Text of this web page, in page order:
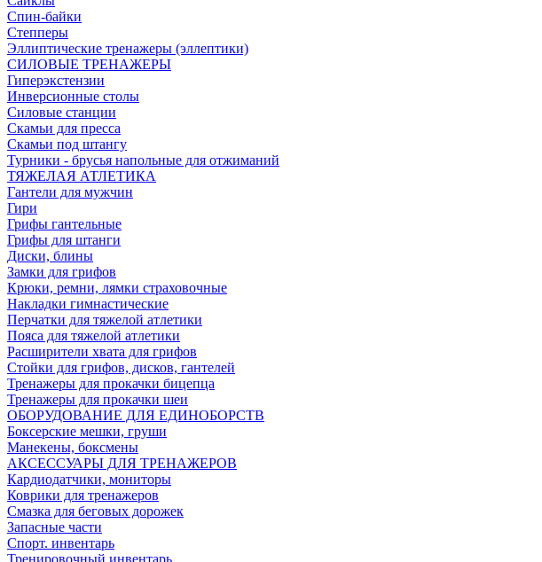
Спин-байки
Степперы
Эллиптические тренажеры (эллептики)
СИЛОВЫЕ ТРЕНАЖЕРЫ
Гиперэкстензии
Инверсионные столы
Силовые станции
Скамьи для пресса
Скамьи под штангу
Турники - брусья напольные для отжиманий
ТЯЖЕЛАЯ АТЛЕТИКА
Гантели для мужчин
Гири
Грифы гантельные
Грифы для штанги
Диски, блины
Замки для грифов
Крюки, ремни, лямки страховочные
Накладки гимнастические
Перчатки для тяжелой атлетики
Пояса для тяжелой атлетики
Расширители хвата для грифов
Стойки для грифов, дисков, гантелей
Тренажеры для прокачки бицепца
Тренажеры для прокачки шеи
ОБОРУДОВАНИЕ ДЛЯ ЕДИНОБОРСТВ
Боксерские мешки, груши
Манекены, боксмены
АКСЕССУАРЫ ДЛЯ ТРЕНАЖЕРОВ
Кардиодатчики, мониторы
Коврики для тренажеров
Смазка для беговых дорожек
Запасные части
Спорт. инвентарь
Тренировочный инвентарь